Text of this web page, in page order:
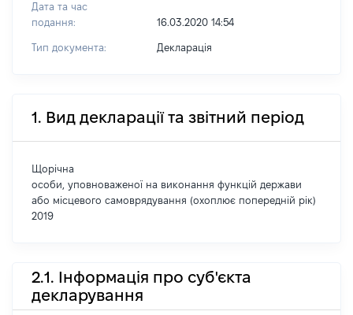
Дата та час
подання:
16.03.2020 14:54
Тип документа: Декларація
1. Вид декларації та звітний період
Щорічна
особи, уповноваженої на виконання функцій держави
або місцевого самоврядування (охоплює попередній рік)
2019
2.1. Інформація про суб'єкта
декларування